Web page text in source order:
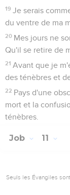
19 Je serais
du ventre de ma
20 Mes jours ne
Qu'il se retire de
21 Avant que je
des ténèbres et
22 Pays d'une
mort et la
ténèbres.
Job 11
Seuls les Évangiles